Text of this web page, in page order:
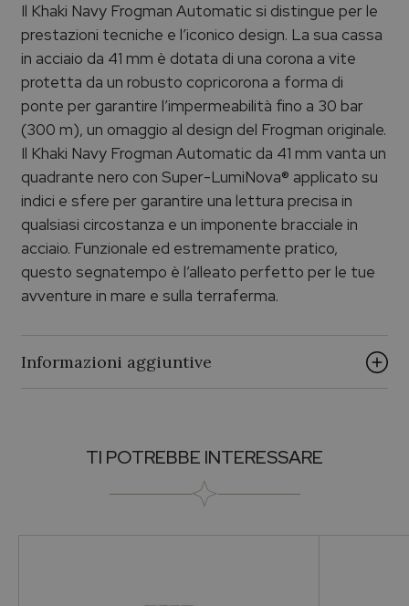
Il Khaki Navy Frogman Automatic si distingue per le
prestazioni tecniche e l’iconico design. La sua cassa
in acciaio da 41 mm è dotata di una corona a vite
protetta da un robusto copricorona a forma di
ponte per garantire l’impermeabilità fino a 30 bar
(300 m), un omaggio al design del Frogman originale.
Il Khaki Navy Frogman Automatic da 41 mm vanta un
quadrante nero con Super-LumiNova® applicato su
indici e sfere per garantire una lettura precisa in
qualsiasi circostanza e un imponente bracciale in
acciaio. Funzionale ed estremamente pratico,
questo segnatempo è l’alleato perfetto per le tue
avventure in mare e sulla terraferma.
Informazioni aggiuntive
HAMILTON
TI POTREBBE INTERESSARE